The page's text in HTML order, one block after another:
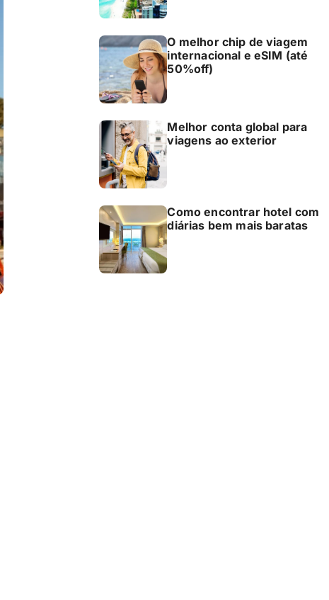
O melhor chip de viagem
internacional e eSIM (até
50%off)
Melhor conta global para
viagens ao exterior
Como encontrar hotel com
diárias bem mais baratas